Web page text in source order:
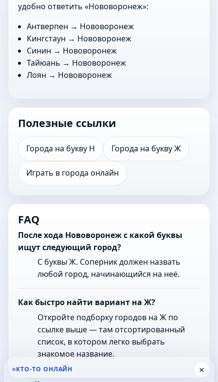
удобно ответить «Нововоронеж»:
Антверпен → Нововоронеж
Кингстаун → Нововоронеж
Синин → Нововоронеж
Тайюань → Нововоронеж
Лоян → Нововоронеж
Полезные ссылки
Города на букву Н Города на букву Ж
Играть в города онлайн
FAQ
После хода Нововоронеж с какой буквы
ищут следующий город?
С буквы Ж. Соперник должен назвать
любой город, начинающийся на неё.
Как быстро найти вариант на Ж?
Откройте подборку городов на Ж по
ссылке выше — там отсортированный
список, в котором легко выбрать
знакомое название.
×
КТО-ТО ОНЛАЙН